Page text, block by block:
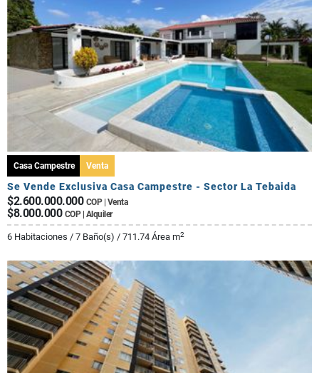
Casa Campestre Venta
Se Vende Exclusiva Casa Campestre - Sector La Tebaida
$2.600.000.000 COP | Venta
$8.000.000 COP | Alquiler
6 Habitaciones / 7 Baño(s) / 711.74 Área m2